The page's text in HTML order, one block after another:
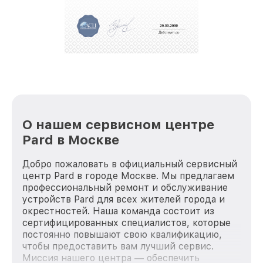
репутацию. Мы постоянно совершенствуемся и
стараемся каждый день делать наш сервис еще
О нашем сервисном центре
Pard в Москве
Добро пожаловать в официальный сервисный
центр Pard в городе Москве. Мы предлагаем
профессиональный ремонт и обслуживание
устройств Pard для всех жителей города и
окрестностей. Наша команда состоит из
сертифицированных специалистов, которые
постоянно повышают свою квалификацию,
чтобы предоставить вам лучший сервис.
Миссия нашего центра — обеспечить